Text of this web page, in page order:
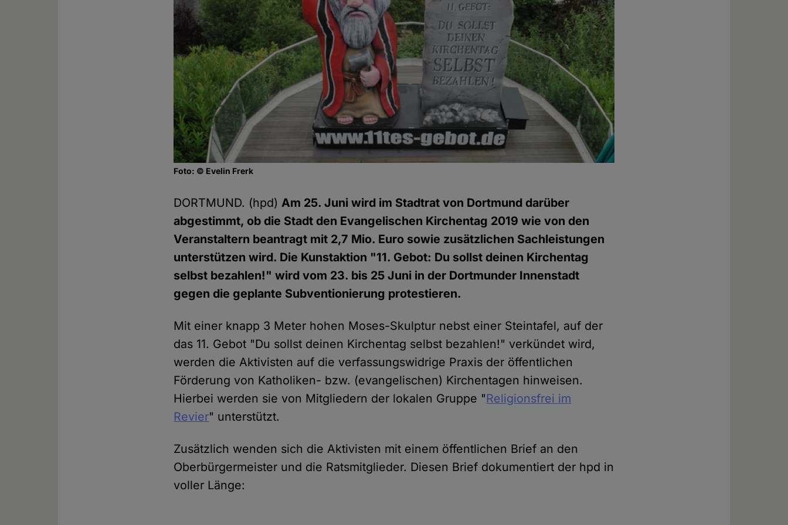
Foto: © Evelin Frerk
DORTMUND. (hpd)Am 25. Juni wird im Stadtrat von Dortmund darüber
abgestimmt, ob die Stadt den Evangelischen Kirchentag 2019 wie von den
Veranstaltern beantragt mit 2,7 Mio. Euro sowie zusätzlichen Sachleistungen
unterstützen wird. Die Kunstaktion "11. Gebot: Du sollst deinen Kirchentag
selbst bezahlen!" wird vom 23. bis 25 Juni in der Dortmunder Innenstadt
gegen die geplante Subventionierung protestieren.
Mit einer knapp 3 Meter hohen Moses-Skulptur nebst einer Steintafel, auf der
das 11. Gebot "Du sollst deinen Kirchentag selbst bezahlen!" verkündet wird,
werden die Aktivisten auf die verfassungswidrige Praxis der öffentlichen
Förderung von Katholiken- bzw. (evangelischen) Kirchentagen hinweisen.
Hierbei werden sie von Mitgliedern der lokalen Gruppe "Religionsfrei im
Revier" unterstützt.
Zusätzlich wenden sich die Aktivisten mit einem öffentlichen Brief an den
Oberbürgermeister und die Ratsmitglieder. Diesen Brief dokumentiert der hpd in
voller Länge: